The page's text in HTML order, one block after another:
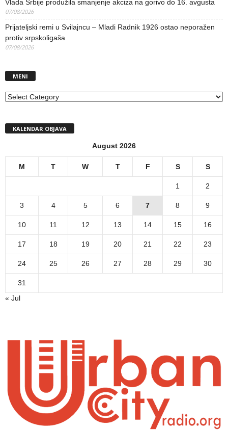
Vlada Srbije produžila smanjenje akciza na gorivo do 16. avgusta
07/08/2026
Prijateljski remi u Svilajncu – Mladi Radnik 1926 ostao neporažen
protiv srpskoligaša
07/08/2026
MENI
MENI
KALENDAR OBJAVA
August 2026
M T W T F S S
1 2
3 4 5 6 7 8 9
10 11 12 13 14 15 16
17 18 19 20 21 22 23
24 25 26 27 28 29 30
31
« Jul